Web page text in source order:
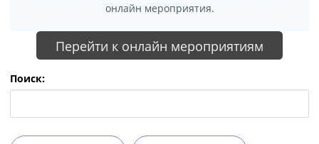
онлайн мероприятия.
Перейти к онлайн мероприятиям
Поиск: